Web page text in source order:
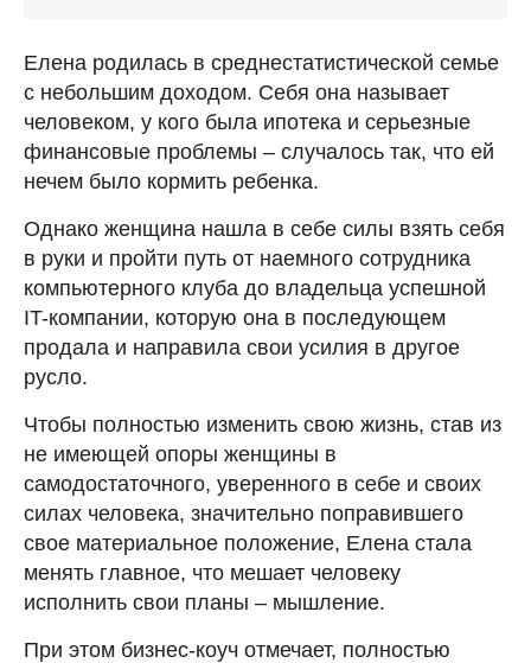
Елена родилась в среднестатистической семье
с небольшим доходом. Себя она называет
человеком, у кого была ипотека и серьезные
финансовые проблемы – случалось так, что ей
нечем было кормить ребенка.
Однако женщина нашла в себе силы взять себя
в руки и пройти путь от наемного сотрудника
компьютерного клуба до владельца успешной
IT-компании, которую она в последующем
продала и направила свои усилия в другое
русло.
Чтобы полностью изменить свою жизнь, став из
не имеющей опоры женщины в
самодостаточного, уверенного в себе и своих
силах человека, значительно поправившего
свое материальное положение, Елена стала
менять главное, что мешает человеку
исполнить свои планы – мышление.
При этом бизнес-коуч отмечает, полностью